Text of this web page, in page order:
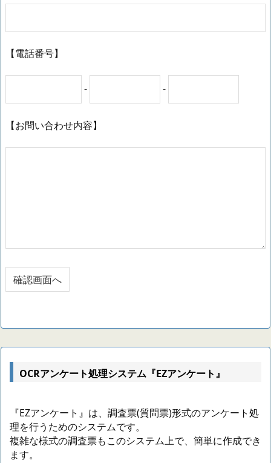
【電話番号】
- -
【お問い合わせ内容】
OCRアンケート処理システム『EZアンケート』
『EZアンケート』は、調査票(質問票)形式のアンケート処
理を行うためのシステムです。
複雑な様式の調査票もこのシステム上で、簡単に作成でき
ます。